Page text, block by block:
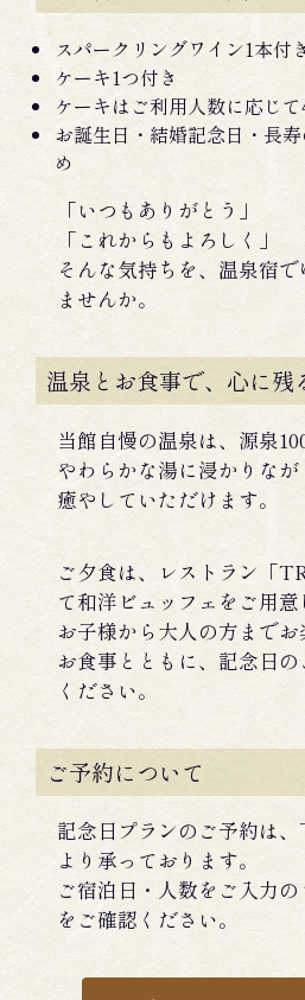
スパークリングワイン1本付き
ケーキ1つ付き
ケーキはご利用人数に応じ
お誕生日・結婚記念日・長
め
「いつもありがとう」
「これからもよろしく」
そんな気持ちを、温泉宿
ませんか。
温泉とお食事で、心に残
当館自慢の温泉は、源泉
やわらかな湯に浸かりな
癒やしていただけます。
ご夕食は、レストラン「
て和洋ビュッフェをご用意
お子様から大人の方まで
お食事とともに、記念日
ください。
ご予約について
記念日プランのご予約は
より承っております。
ご宿泊日・人数をご入力
をご確認ください。